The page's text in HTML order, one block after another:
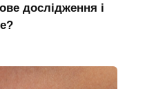
дослідження і